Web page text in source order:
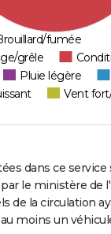
fumée
grêle
Pluie légère
Vent
dans ce service
le ministère de
de la circulation
moins un